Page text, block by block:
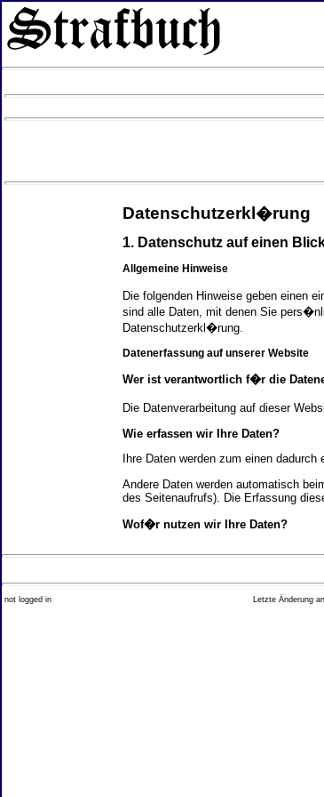
Datenschutzerkl�rung
1. Datenschutz auf einen
Allgemeine Hinweise
Die folgenden Hinweise geben einen
sind alle Daten, mit denen Sie
Datenschutzerkl�rung.
Datenerfassung auf unserer Website
Wer ist verantwortlich f�r die
Die Datenverarbeitung auf dieser
Wie erfassen wir Ihre Daten?
Ihre Daten werden zum einen
Andere Daten werden automatisch
des Seitenaufrufs). Die Erfassung
Wof�r nutzen wir Ihre Daten?
Ein Teil der Daten wird erhoben, um
Welche Rechte haben Sie
Sie haben jederzeit das Recht
not logged in Letzte Änderung